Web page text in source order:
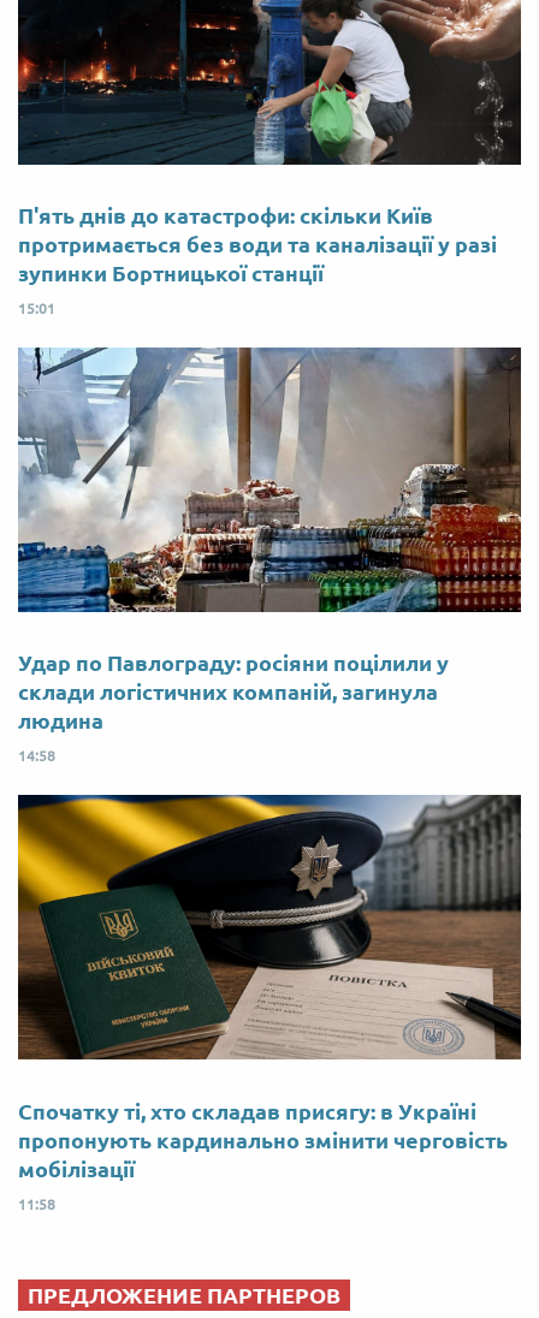
П'ять днів до катастрофи: скільки Київ
протримається без води та каналізації у разі
зупинки Бортницької станції
15:01
Удар по Павлограду: росіяни поцілили у
склади логістичних компаній, загинула
людина
14:58
Спочатку ті, хто складав присягу: в Україні
пропонують кардинально змінити черговість
мобілізації
11:58
ПРЕДЛОЖЕНИЕ ПАРТНЕРОВ